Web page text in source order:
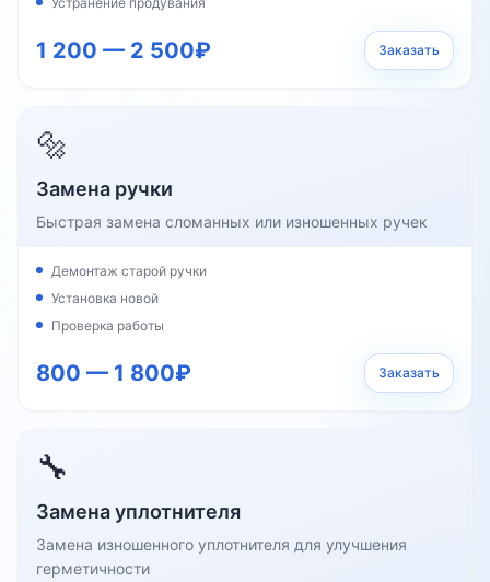
1 200 — 2 500₽ Заказать
🔩
Замена ручки
Быстрая замена сломанных или изношенных ручек
Демонтаж старой ручки
Установка новой
Проверка работы
800 — 1 800₽ Заказать
🔧
Замена уплотнителя
Замена изношенного уплотнителя для улучшения
герметичности